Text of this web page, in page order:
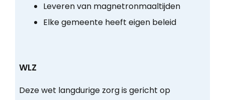
Leveren van magnetronmaaltijden
Elke gemeente heeft eigen beleid
WLZ
Deze wet langdurige zorg is gericht op